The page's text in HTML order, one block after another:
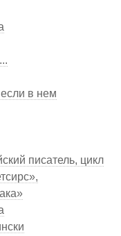
в нем
писатель, цикл